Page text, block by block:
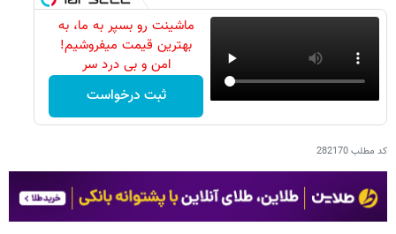
ماشینت رو بسپر به ما، به
بهترین قیمت میفروشیم!
امن و بی درد سر
ثبت درخواست
کد مطلب282170